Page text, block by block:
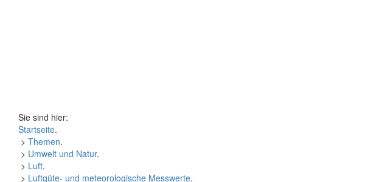
Sie sind hier:
Startseite.
> Themen.
> Umwelt und Natur.
> Luft.
> Luftgüte- und meteorologische Messwerte.